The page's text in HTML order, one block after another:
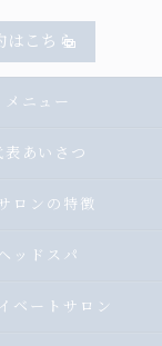
はこちら
メニュー
表あいさつ
ロンの特徴
ッドスパ
ベートサロン